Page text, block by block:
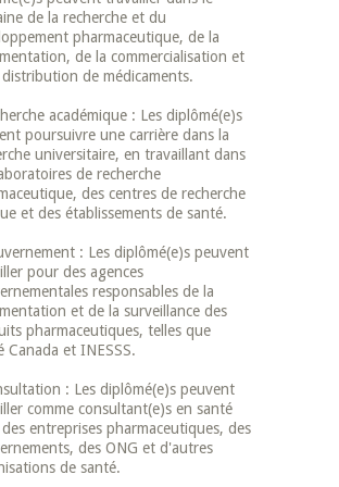
de la recherche et du
pharmaceutique, de la
de la commercialisation et
de médicaments.
académique : Les diplômé(e)s
poursuivre une carrière dans la
universitaire, en travaillant dans
de recherche
des centres de recherche
et des établissements de santé.
: Les diplômé(e)s peuvent
pour des agences
responsables de la
et de la surveillance des
pharmaceutiques, telles que
Canada et INESSS.
: Les diplômé(e)s peuvent
comme consultant(e)s en santé
entreprises pharmaceutiques, des
des ONG et d'autres
de santé.